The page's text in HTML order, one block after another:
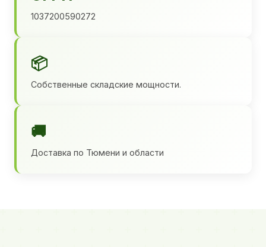
1037200590272
📦
Собственные складские мощности.
🚚
Доставка по Тюмени и области